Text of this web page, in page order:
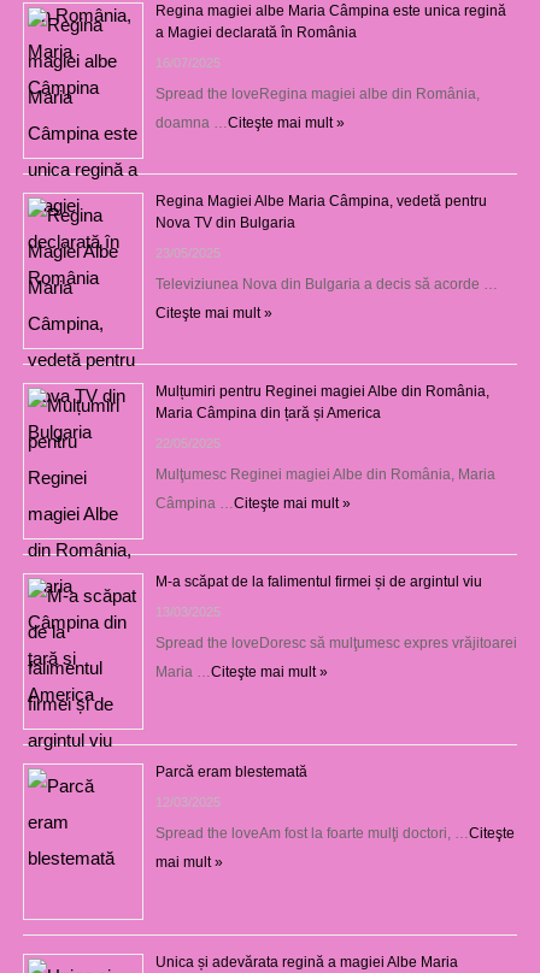
Regina magiei albe Maria Câmpina este unica regină
a Magiei declarată în România
16/07/2025
Spread the loveRegina magiei albe din România,
doamna …Citeşte mai mult »
Regina Magiei Albe Maria Câmpina, vedetă pentru
Nova TV din Bulgaria
23/05/2025
Televiziunea Nova din Bulgaria a decis să acorde …
Citeşte mai mult »
Mulțumiri pentru Reginei magiei Albe din România,
Maria Câmpina din țară și America
22/05/2025
Mulţumesc Reginei magiei Albe din România, Maria
Câmpina …Citeşte mai mult »
M-a scăpat de la falimentul firmei și de argintul viu
13/03/2025
Spread the loveDoresc să mulţumesc expres vrăjitoarei
Maria …Citeşte mai mult »
Parcă eram blestemată
12/03/2025
Spread the loveAm fost la foarte mulţi doctori, …Citeşte
mai mult »
Unica și adevărata regină a magiei Albe Maria